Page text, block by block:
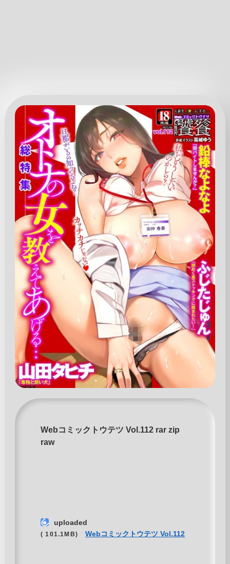
Webコミックトウテツ Vol.112 rar zip
raw
uploaded
( 101.1MB) Webコミックトウテツ Vol.112